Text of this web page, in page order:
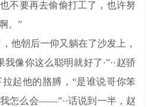
不要再去偷偷打工了，也许努
。”
他朝后一仰又躺在了沙发上，
像你这么聪明就好了·”··赵骄
起他的胳膊，“是谁说哥你笨
怎么会——”··话说到一半，赵